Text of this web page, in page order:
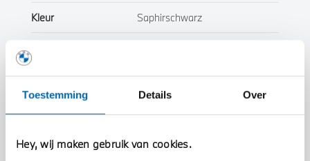
Toestemming Details Over
Hey, wij maken gebruik van cookies.
Kleur Saphirschwarz
Btw/Marge BTW